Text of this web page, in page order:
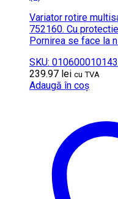
Variator rotire
752160. Cu
Pornirea se face la
SKU:
239.97 lei cu TVA
Adaugă în coș